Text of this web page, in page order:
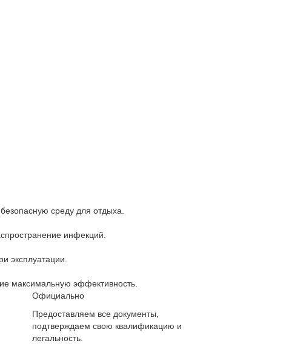
среду для отдыха.
инфекций.
эксплуатации.
максимальную эффективность.
Официально
Предоставляем все документы,
подтверждаем свою квалификацию и
легальность.